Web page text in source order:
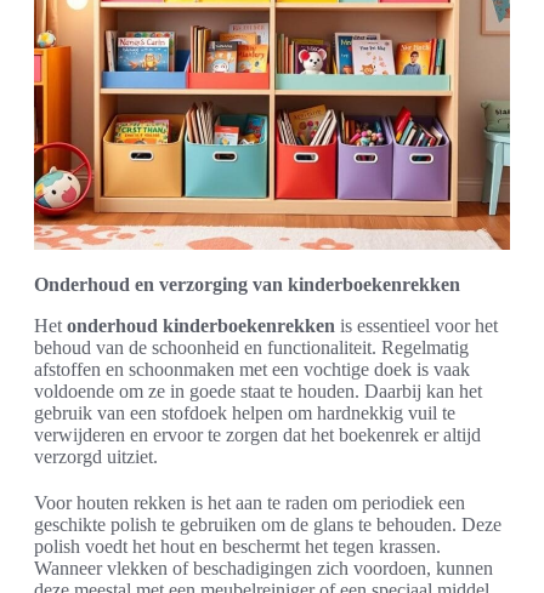
Onderhoud en verzorging van kinderboekenrekken
Het onderhoud kinderboekenrekken is essentieel voor het
behoud van de schoonheid en functionaliteit. Regelmatig
afstoffen en schoonmaken met een vochtige doek is vaak
voldoende om ze in goede staat te houden. Daarbij kan het
gebruik van een stofdoek helpen om hardnekkig vuil te
verwijderen en ervoor te zorgen dat het boekenrek er altijd
verzorgd uitziet.
Voor houten rekken is het aan te raden om periodiek een
geschikte polish te gebruiken om de glans te behouden. Deze
polish voedt het hout en beschermt het tegen krassen.
Wanneer vlekken of beschadigingen zich voordoen, kunnen